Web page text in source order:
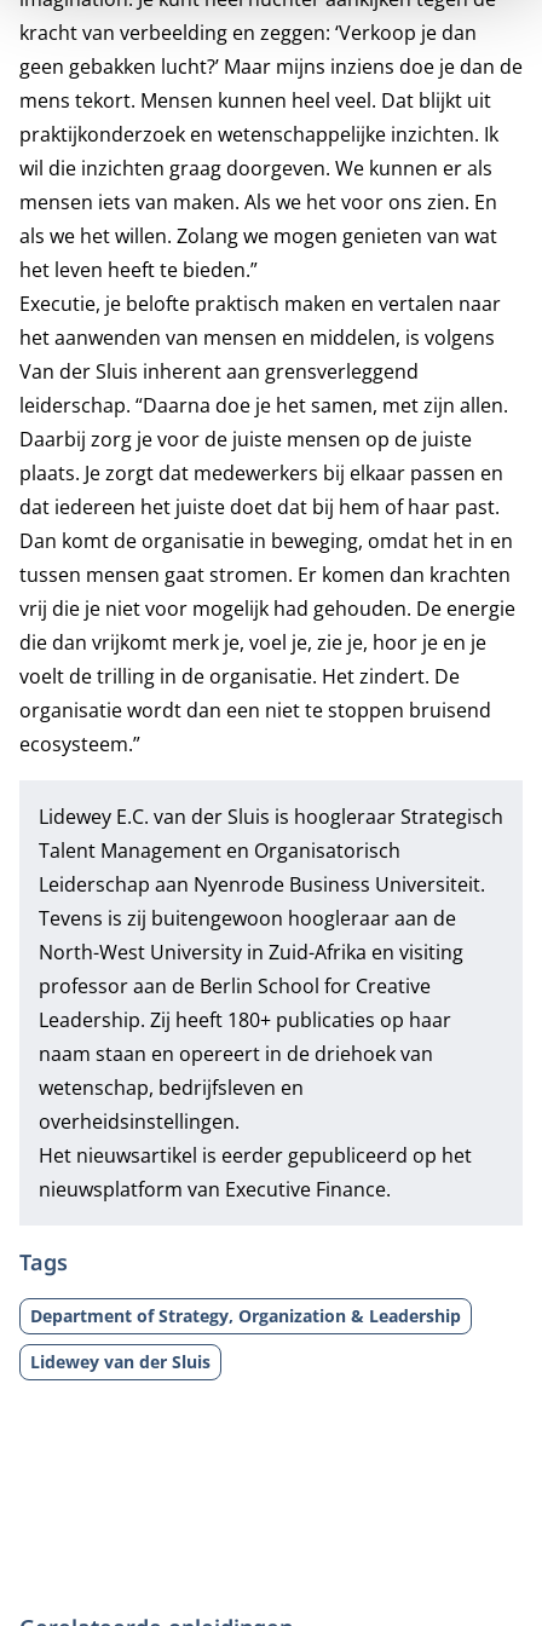
kracht van verbeelding en zeggen: ‘Verkoop je dan
geen gebakken lucht?’ Maar mijns inziens doe je dan de
mens tekort. Mensen kunnen heel veel. Dat blijkt uit
praktijkonderzoek en wetenschappelijke inzichten. Ik
wil die inzichten graag doorgeven. We kunnen er als
mensen iets van maken. Als we het voor ons zien. En
als we het willen. Zolang we mogen genieten van wat
het leven heeft te bieden.”
Executie, je belofte praktisch maken en vertalen naar
het aanwenden van mensen en middelen, is volgens
Van der Sluis inherent aan grensverleggend
leiderschap. “Daarna doe je het samen, met zijn allen.
Daarbij zorg je voor de juiste mensen op de juiste
plaats. Je zorgt dat medewerkers bij elkaar passen en
dat iedereen het juiste doet dat bij hem of haar past.
Dan komt de organisatie in beweging, omdat het in en
tussen mensen gaat stromen. Er komen dan krachten
vrij die je niet voor mogelijk had gehouden. De energie
die dan vrijkomt merk je, voel je, zie je, hoor je en je
voelt de trilling in de organisatie. Het zindert. De
organisatie wordt dan een niet te stoppen bruisend
ecosysteem.”
Lidewey E.C. van der Sluis is hoogleraar Strategisch
Talent Management en Organisatorisch
Leiderschap aan Nyenrode Business Universiteit.
Tevens is zij buitengewoon hoogleraar aan de
North-West University in Zuid-Afrika en visiting
professor aan de Berlin School for Creative
Leadership. Zij heeft 180+ publicaties op haar
naam staan en opereert in de driehoek van
wetenschap, bedrijfsleven en
overheidsinstellingen.
Het nieuwsartikel is eerder gepubliceerd op het
nieuwsplatform van Executive Finance.
Tags
Department of Strategy, Organization & Leadership
Lidewey van der Sluis